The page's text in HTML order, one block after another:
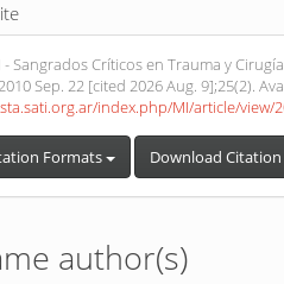
- Sangrados Críticos en Trauma y
Sep. 22 [cited 2026 Aug. 9];25(2).
index.php/MI/article/view/
Formats Download
author(s)